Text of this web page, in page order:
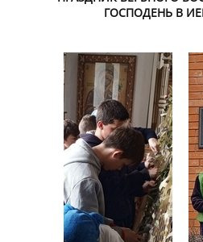
ГОСПОДЕНЬ В